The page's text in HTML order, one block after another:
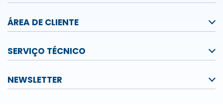
ÁREA DE CLIENTE
SERVIÇO TÉCNICO
NEWSLETTER